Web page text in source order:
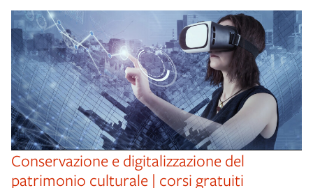
Conservazione e digitalizzazione del
patrimonio culturale | corsi gratuiti